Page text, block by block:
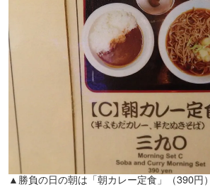
▲勝負の日の朝は「朝カレー定食」（390円